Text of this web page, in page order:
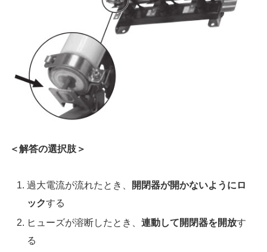
＜解答の選択肢＞
過大電流が流れたとき、
開閉器が開かないようにロ
ックする
ヒューズが溶断したとき、連動して開閉器を開放す
る